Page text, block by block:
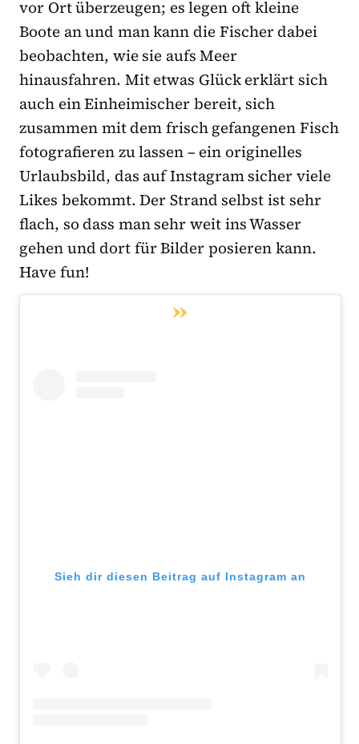
vor Ort überzeugen; es legen oft kleine
Boote an und man kann die Fischer dabei
beobachten, wie sie aufs Meer
hinausfahren. Mit etwas Glück erklärt sich
auch ein Einheimischer bereit, sich
zusammen mit dem frisch gefangenen Fisch
fotografieren zu lassen – ein originelles
Urlaubsbild, das auf Instagram sicher viele
Likes bekommt. Der Strand selbst ist sehr
flach, so dass man sehr weit ins Wasser
gehen und dort für Bilder posieren kann.
Have fun!
Sieh dir diesen Beitrag auf Instagram an